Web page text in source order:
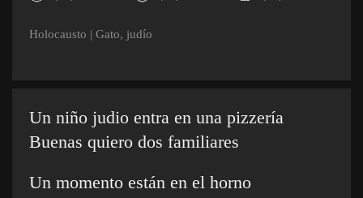
Holocausto | Gato, judío
Un niño judio entra en una pizzería
Buenas quiero dos familiares
Un momento están en el horno